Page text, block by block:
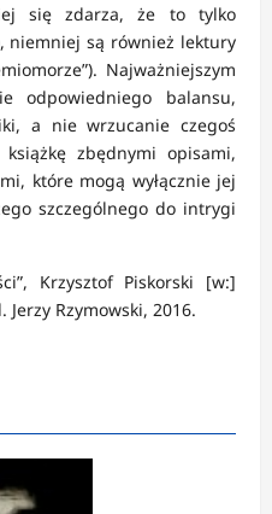
się zdarza, że to tylko
niemniej są również lektury
Najważniejszym
odpowiedniego balansu,
a nie wrzucanie czegoś
zbędnymi opisami,
które mogą wyłącznie jej
szczególnego do intrygi
Krzysztof Piskorski [w:]
Jerzy Rzymowski, 2016.